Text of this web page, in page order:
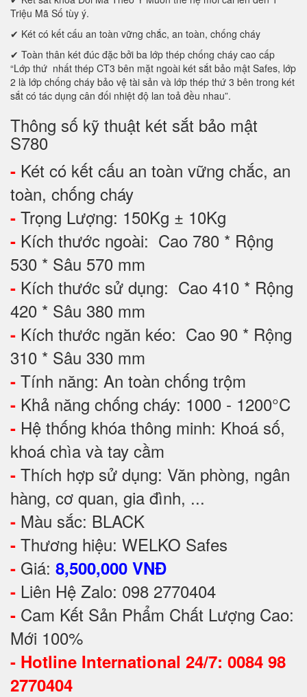
Triệu Mã Số tùy ý.
✔ Két có kết cấu an toàn vững chắc, an toàn, chống cháy
✔ Toàn thân két đúc đặc bởi ba lớp thép chống cháy cao cấp
“Lớp thứ nhất thép CT3 bên mặt ngoài két sắt bảo mật Safes, lớp
2 là lớp chống cháy bảo vệ tài sản và lớp thép thứ 3 bên trong két
sắt có tác dụng cân đối nhiệt độ lan toả đều nhau”.
Thông số kỹ thuật két sắt bảo mật
S780
- Két có kết cấu an toàn vững chắc, an
toàn, chống cháy
- Trọng Lượng: 150Kg ± 10Kg
- Kích thước ngoài: Cao 780 * Rộng
530 * Sâu 570 mm
- Kích thước sử dụng: Cao 410 * Rộng
420 * Sâu 380 mm
- Kích thước ngăn kéo: Cao 90 * Rộng
310 * Sâu 330 mm
- Tính năng: An toàn chống trộm
- Khả năng chống cháy: 1000 - 1200°C
- Hệ thống khóa thông minh: Khoá số,
khoá chìa và tay cầm
- Thích hợp sử dụng: Văn phòng, ngân
hàng, cơ quan, gia đình, ...
- Màu sắc: BLACK
- Thương hiệu: WELKO Safes
- Giá: 8,500,000 VNĐ
- Liên Hệ Zalo: 098 2770404
- Cam Kết Sản Phẩm Chất Lượng Cao:
Mới 100%
- Hotline International 24/7: 0084 98
2770404